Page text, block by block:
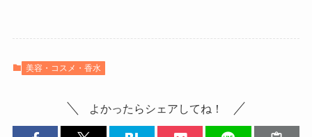
美容・コスメ・香水
よかったらシェアしてね！